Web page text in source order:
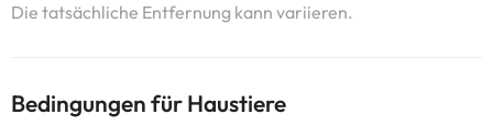
Die tatsächliche Entfernung kann variieren.
Bedingungen für Haustiere